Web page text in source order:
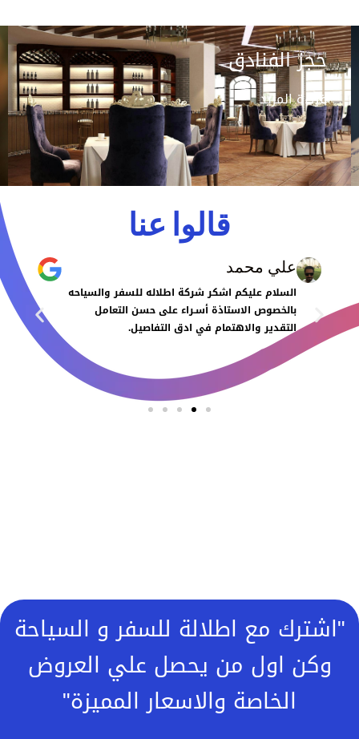
حجز الفنادق
قراءة المزيد
قالوا عنا
علي محمد
السلام عليكم اشكر شركة اطلاله للسفر والسياحه
بالخصوص الاستاذة أسـراء على حسن التعامل
التقدير والاهتمام في ادق التفاصيل.
"اشترك مع اطلالة للسفر و السياحة
وكن اول من يحصل علي العروض
الخاصة والاسعار المميزة"